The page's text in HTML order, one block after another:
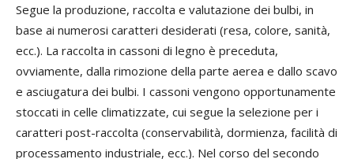
Segue la produzione, raccolta e valutazione dei bulbi, in
base ai numerosi caratteri desiderati (resa, colore, sanità,
ecc.). La raccolta in cassoni di legno è preceduta,
ovviamente, dalla rimozione della parte aerea e dallo scavo
e asciugatura dei bulbi. I cassoni vengono opportunamente
stoccati in celle climatizzate, cui segue la selezione per i
caratteri post-raccolta (conservabilità, dormienza, facilità di
processamento industriale, ecc.). Nel corso del secondo